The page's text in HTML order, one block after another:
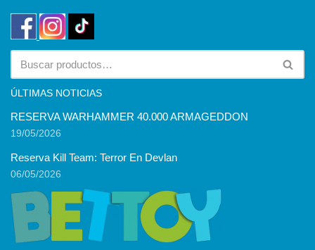
ÚLTIMAS NOTICIAS
RESERVA WARHAMMER 40.000 ARMAGEDDON
19/05/2026
Reserva Kill Team: Terror En Devlan
06/05/2026